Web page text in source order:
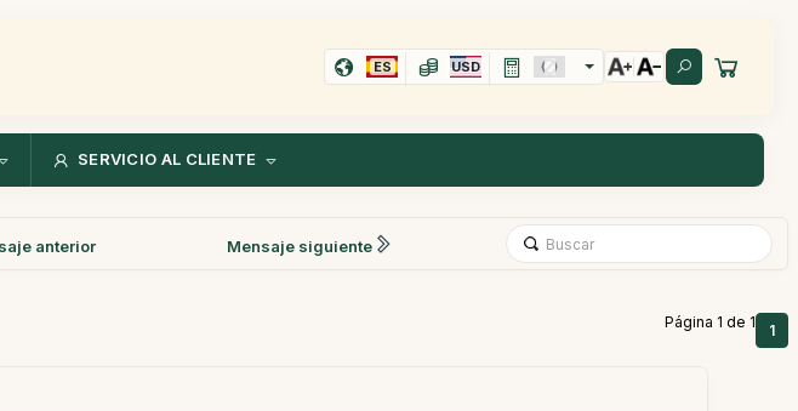
ES USD
SERVICIO AL CLIENTE
anterior Mensaje siguiente
Página 1 de 1 1